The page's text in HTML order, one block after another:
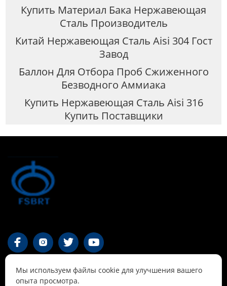
Купить Материал Бака Нержавеющая
Сталь Производитель
Китай Нержавеющая Сталь Aisi 304 Гост
Завод
Баллон Для Отбора Проб Сжиженного
Безводного Аммиака
Купить Нержавеющая Сталь Aisi 316
Купить Поставщики
   
Контакты
Мы используем файлы cookie для улучшения вашего
опыта просмотра.